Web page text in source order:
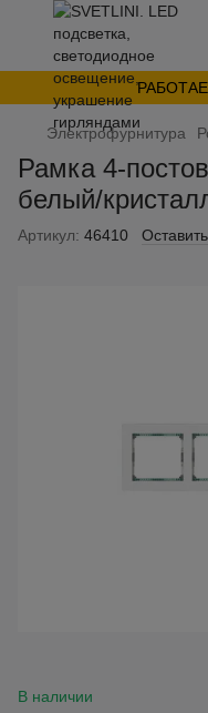
Электрофурнитура
Рамка 4-
белый/
Артикул: 46410
В наличии